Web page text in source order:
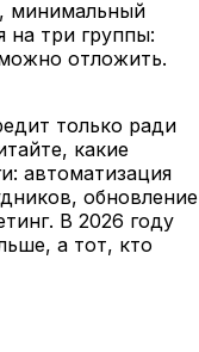
минимальный
на три группы:
отложить.
только ради
какие
автоматизация
обновление
В 2026 году
а тот, кто